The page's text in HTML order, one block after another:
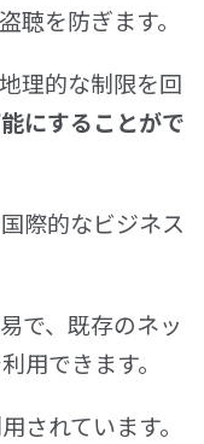
聴を防ぎます。
理的な制限を回
にすることがで
際的なビジネス
で、既存のネッ
用できます。
されています。